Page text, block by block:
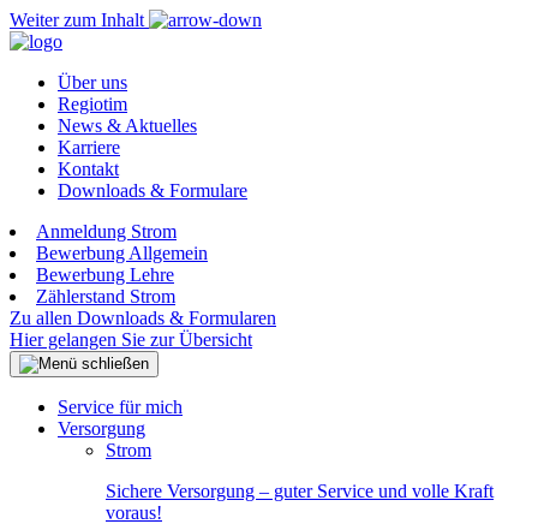
Weiter zum Inhalt
Über uns
Regiotim
News & Aktuelles
Karriere
Kontakt
Downloads & Formulare
Anmeldung Strom
Bewerbung Allgemein
Bewerbung Lehre
Zählerstand Strom
Zu allen Downloads & Formularen
Hier gelangen Sie zur Übersicht
Service für mich
Versorgung
Strom
Sichere Versorgung – guter Service und volle Kraft
voraus!